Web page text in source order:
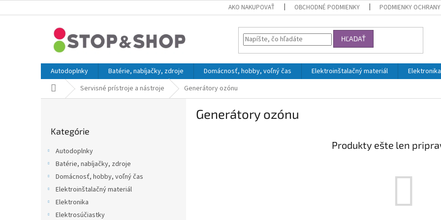
na
AKO NAKUPOVAŤ OBCHODNÉ PODMIENKY PODMIENKY OCHRANY
HĽADAŤ
Autodoplnky Batérie, nabíjačky, zdroje Domácnosť, hobby, voľný čas Elektroinštalačný materiál Elektronika
DomovServisné prístroje a nástroje Generátory ozónu
kategórie
Kategórie
Autodoplnky
Batérie, nabíjačky, zdroje
Domácnosť, hobby, voľný čas
Elektroinštalačný materiál
Elektronika
Elektrosúčiastky
Generátory ozónu
Produkty ešte len